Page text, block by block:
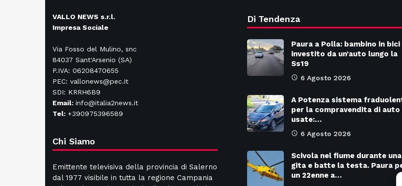
VALLO NEWS s.r.l.
Impresa Sociale
Via Fosso del Mulino, snc
84037 Sant'Arsenio (SA)
P.IVA: 06208470655
PEC: vallonews@pec.it
SDI: KRRH6B9
Email: info@italia2news.it
Tel: +390975396589
Chi Siamo
Emittente televisiva della provincia di Salerno
dal 1977 visibile in tutta la regione Campania
Di Tendenza
Paura a Polla: bambino in bici
investito da un’auto lungo la
Ss19
6 Agosto 2026
A Potenza sistema
per la compravendita di auto
usate:…
6 Agosto 2026
Scivola nel fiume durante una
gita e batte la testa. Paura
un 22enne a…